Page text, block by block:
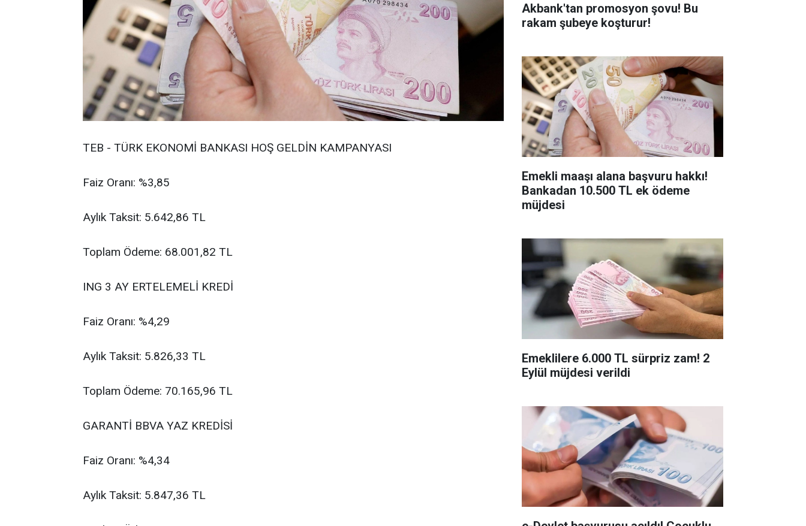
TEB - TÜRK EKONOMİ BANKASI HOŞ GELDİN KAMPANYASI
Faiz Oranı: %3,85
Aylık Taksit: 5.642,86 TL
Toplam Ödeme: 68.001,82 TL
ING 3 AY ERTELEMELİ KREDİ
Faiz Oranı: %4,29
Aylık Taksit: 5.826,33 TL
Toplam Ödeme: 70.165,96 TL
GARANTİ BBVA YAZ KREDİSİ
Faiz Oranı: %4,34
Aylık Taksit: 5.847,36 TL
Akbank'tan promosyon şovu! Bu
rakam şubeye koşturur!
Emekli maaşı alana başvuru hakkı!
Bankadan 10.500 TL ek ödeme
müjdesi
Emeklilere 6.000 TL sürpriz zam! 2
Eylül müjdesi verildi